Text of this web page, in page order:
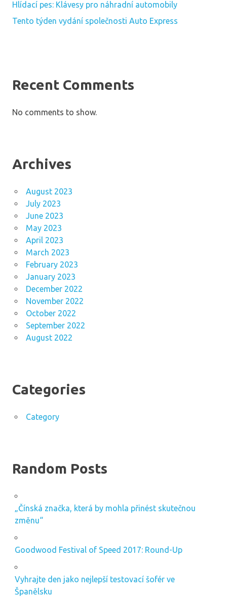
Hlídací pes: Klávesy pro náhradní automobily
Tento týden vydání společnosti Auto Express
Recent Comments
No comments to show.
Archives
August 2023
July 2023
June 2023
May 2023
April 2023
March 2023
February 2023
January 2023
December 2022
November 2022
October 2022
September 2022
August 2022
Categories
Category
Random Posts
„Čínská značka, která by mohla přinést skutečnou
změnu“
Goodwood Festival of Speed ​​2017: Round-Up
Vyhrajte den jako nejlepší testovací šofér ve
Španělsku